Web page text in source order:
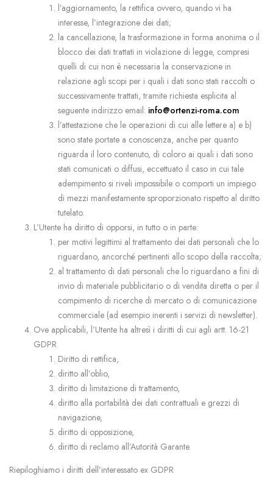
l’aggiornamento, la rettifica ovvero, quando vi ha
interesse, l’integrazione dei dati;
la cancellazione, la trasformazione in forma anonima o il
blocco dei dati trattati in violazione di legge, compresi
quelli di cui non è necessaria la conservazione in
relazione agli scopi per i quali i dati sono stati raccolti o
successivamente trattati, tramite richiesta esplicita al
seguente indirizzo email: info@ortenzi-roma.com
l’attestazione che le operazioni di cui alle lettere a) e b)
sono state portate a conoscenza, anche per quanto
riguarda il loro contenuto, di coloro ai quali i dati sono
stati comunicati o diffusi, eccettuato il caso in cui tale
adempimento si riveli impossibile o comporti un impiego
di mezzi manifestamente sproporzionato rispetto al diritto
tutelato.
L’Utente ha diritto di opporsi, in tutto o in parte:
per motivi legittimi al trattamento dei dati personali che lo
riguardano, ancorché pertinenti allo scopo della raccolta;
al trattamento di dati personali che lo riguardano a fini di
invio di materiale pubblicitario o di vendita diretta o per il
compimento di ricerche di mercato o di comunicazione
commerciale (ad esempio inerenti i servizi di newsletter).
Ove applicabili, l’Utente ha altresì i diritti di cui agli artt. 16-21
GDPR
Diritto di rettifica,
diritto all’oblio,
diritto di limitazione di trattamento,
diritto alla portabilità dei dati contrattuali e grezzi di
navigazione,
diritto di opposizione,
diritto di reclamo all’Autorità Garante.
Riepiloghiamo i diritti dell’interessato ex GDPR